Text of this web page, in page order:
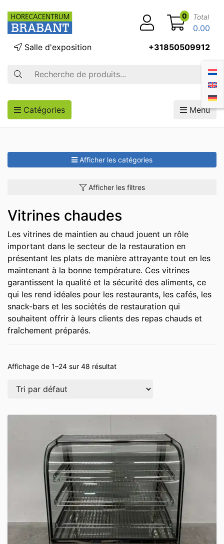
Recherche
Salle d'exposition +31850509912
0 Total
0.00
Catégories Menu
Afficher les catégories
Afficher les filtres
Vitrines chaudes
Les vitrines de maintien au chaud jouent un rôle
important dans le secteur de la restauration en
présentant les plats de manière attrayante tout en les
maintenant à la bonne température. Ces vitrines
garantissent la qualité et la sécurité des aliments, ce
qui les rend idéales pour les restaurants, les cafés, les
snack-bars et les sociétés de restauration qui
souhaitent offrir à leurs clients des repas chauds et
fraîchement préparés.
Affichage de 1–24 sur 48 résultat